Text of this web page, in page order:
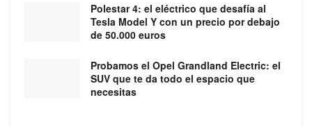
Polestar 4: el eléctrico que desafía al
Tesla Model Y con un precio por debajo
de 50.000 euros
Probamos el Opel Grandland Electric: el
SUV que te da todo el espacio que
necesitas